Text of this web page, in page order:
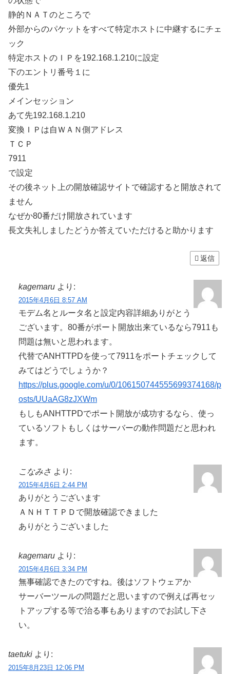
静的ＮＡＴのところで
外部からのパケットをすべて特定ホストに中継するにチェ
ック
特定ホストのＩＰを192.168.1.210に設定
下のエントリ番号１に
優先1
メインセッション
あて先192.168.1.210
変換ＩＰは自ＷＡＮ側アドレス
ＴＣＰ
7911
で設定
その後ネット上の開放確認サイトで確認すると開放されて
ません
なぜか80番だけ開放されています
長文失礼しましたどうか答えていただけると助かります
返信
kagemaru より:
2015年4月6日 8:57 AM
モデム名とルータ名と設定内容詳細ありがとう
ございます。80番がポート開放出来ているなら7911も
問題は無いと思われます。
代替でANHTTPDを使って7911をポートチェックして
みてはどうでしょうか？
https://plus.google.com/u/0/106150744555699374168/p
osts/UUaAG8zJXWm
もしもANHTTPDでポート開放が成功するなら、使っ
ているソフトもしくはサーバーの動作問題だと思われ
ます。
こなみさ より:
2015年4月6日 2:44 PM
ありがとうございます
ＡＮＨＴＴＰＤで開放確認できました
ありがとうございました
kagemaru より:
2015年4月6日 3:34 PM
無事確認できたのですね。後はソフトウェアか
サーバーツールの問題だと思いますので例えば再セッ
トアップする等で治る事もありますのでお試し下さ
い。
taetuki より:
2015年8月23日 12:06 PM